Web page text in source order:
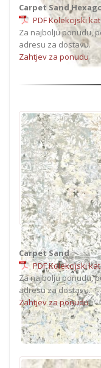
Carpet Sand
PDF Kolekcijski
Za najbolju ponudu,
adresu za dostavu.
Zahtjev za ponudu
Carpet Sand
PDF Kolekcijski
Za najbolju ponudu,
adresu za dostavu.
Zahtjev za ponudu